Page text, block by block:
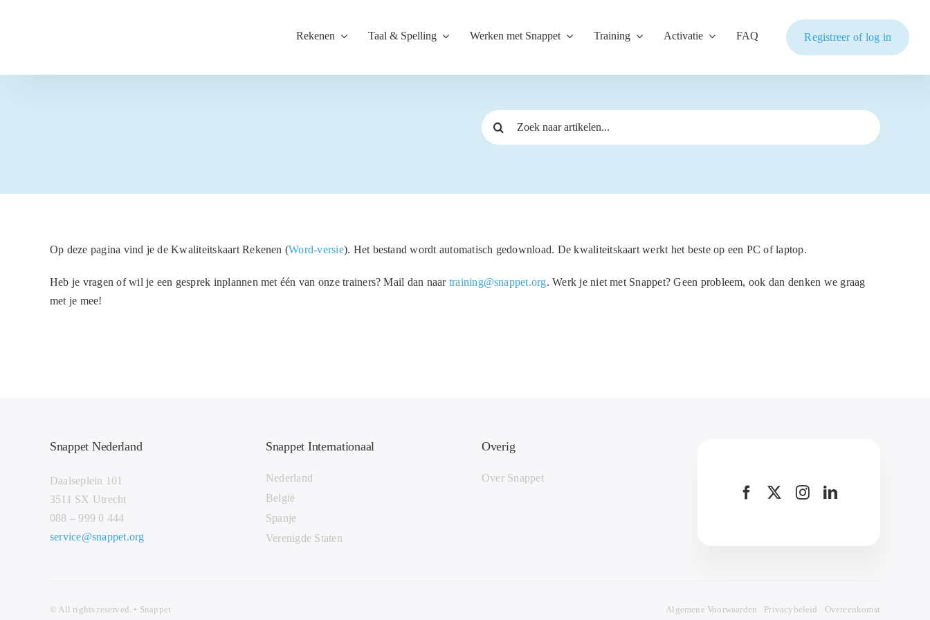
Rekenen Taal & Spelling Werken met Snappet Training Activatie FAQ Registreer of log in
Zoeken
naar:
Op deze pagina vind je de Kwaliteitskaart Rekenen (Word-versie). Het bestand wordt automatisch gedownload. De kwaliteitskaart werkt het beste op een PC of laptop.
Heb je vragen of wil je een gesprek inplannen met één van onze trainers? Mail dan naar training@snappet.org. Werk je niet met Snappet? Geen probleem, ook dan denken we graag
met je mee!
Snappet Nederland
Daalseplein 101
3511 SX Utrecht
088 – 999 0 444
service@snappet.org
Snappet Internationaal
Nederland
België
Spanje
Verenigde Staten
Overig
Over Snappet
© All rights reserved. • Snappet Algemene Voorwaarden Privacybeleid Overeenkomst